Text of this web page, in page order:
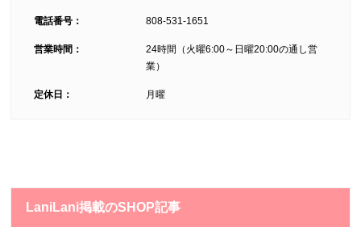
電話番号： 808-531-1651
営業時間：
24時間（火曜6:00～日曜20:00の通し営
業）
定休日： 月曜
LaniLani掲載のSHOP記事